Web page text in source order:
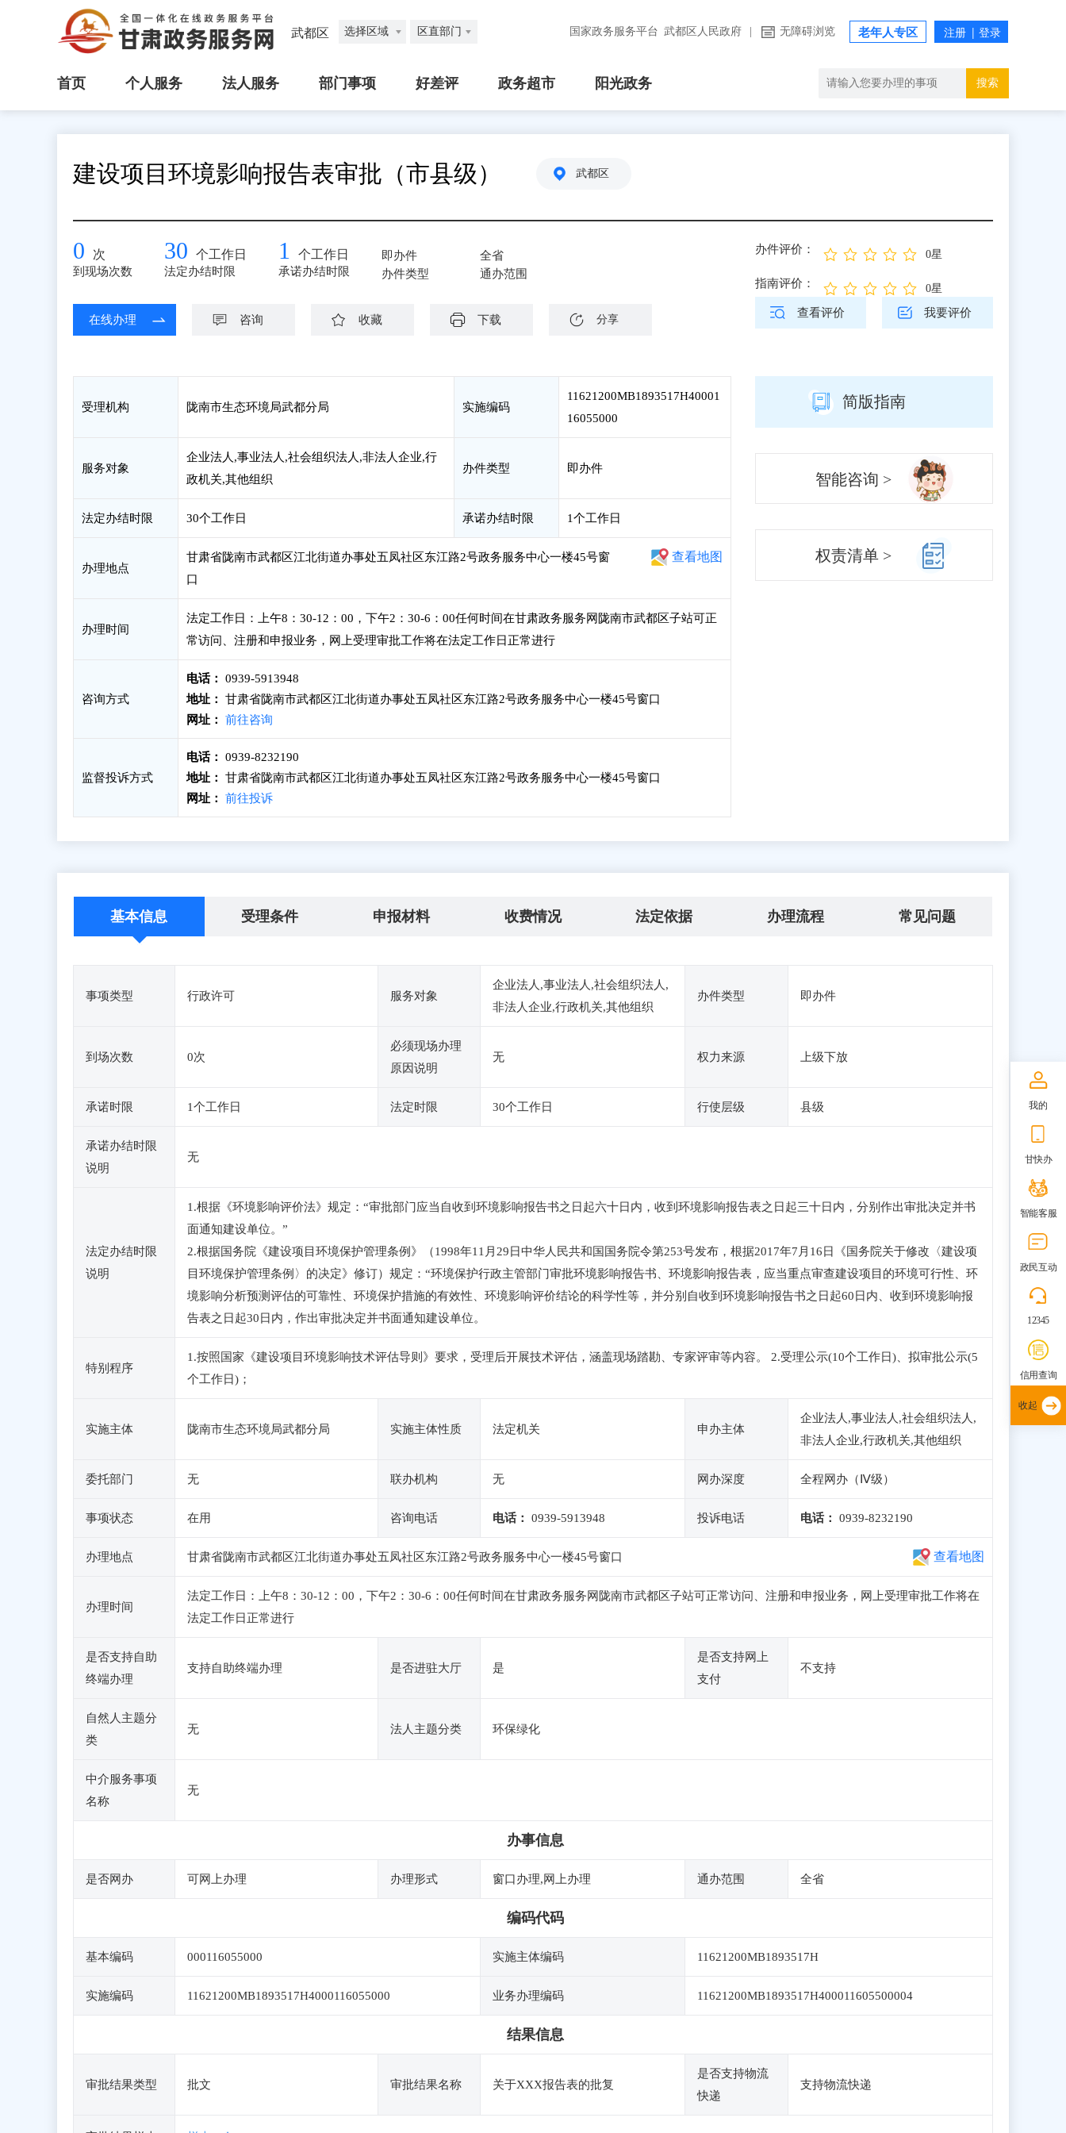
武都区 选择区域 区直部门 国家政务服务平台 武都区人民政府 无障碍浏览 老年人专区
首页 个人服务 法人服务 部门事项 好差评 政务超市 阳光政务 搜索
建设项目环境影响报告表审批（市县级） 武都区
0 次
到现场次数
30 个工作日
法定办结时限
1 个工作日
承诺办结时限
即办件
办件类型
全省
通办范围
在线办理 咨询 收藏 下载 分享
办件评价： 0星
指南评价： 0星
查看评价 我要评价
受理机构 陇南市生态环境局武都分局 实施编码
11621200MB1893517H40001
16055000
服务对象
企业法人,事业法人,社会组织法人,非法人企业,行
政机关,其他组织
办件类型 即办件
法定办结时限 30个工作日 承诺办结时限 1个工作日
办理地点
甘肃省陇南市武都区江北街道办事处五凤社区东江路2号政务服务中心一楼45号窗
口
查看地图
办理时间
法定工作日：上午8：30-12：00，下午2：30-6：00任何时间在甘肃政务服务网陇南市武都区子站可正
常访问、注册和申报业务，网上受理审批工作将在法定工作日正常进行
咨询方式
电话：
0939-5913948
地址：
甘肃省陇南市武都区江北街道办事处五凤社区东江路2号政务服务中心一楼45号窗口
网址：
前往咨询
监督投诉方式
电话：
0939-8232190
地址：
甘肃省陇南市武都区江北街道办事处五凤社区东江路2号政务服务中心一楼45号窗口
网址：
前往投诉
简版指南
智能咨询 >
权责清单 >
基本信息 受理条件 申报材料 收费情况 法定依据 办理流程 常见问题
事项类型 行政许可 服务对象
企业法人,事业法人,社会组织法人,
非法人企业,行政机关,其他组织
办件类型 即办件
到场次数 0次
必须现场办理
原因说明
无 权力来源 上级下放
承诺时限 1个工作日 法定时限 30个工作日 行使层级 县级
承诺办结时限
说明
无
法定办结时限
说明
1.根据《环境影响评价法》规定：“审批部门应当自收到环境影响报告书之日起六十日内，收到环境影响报告表之日起三十日内，分别作出审批决定并书
面通知建设单位。”
2.根据国务院《建设项目环境保护管理条例》（1998年11月29日中华人民共和国国务院令第253号发布，根据2017年7月16日《国务院关于修改〈建设项
目环境保护管理条例〉的决定》修订）规定：“环境保护行政主管部门审批环境影响报告书、环境影响报告表，应当重点审查建设项目的环境可行性、环
境影响分析预测评估的可靠性、环境保护措施的有效性、环境影响评价结论的科学性等，并分别自收到环境影响报告书之日起60日内、收到环境影响报
告表之日起30日内，作出审批决定并书面通知建设单位。
特别程序
1.按照国家《建设项目环境影响技术评估导则》要求，受理后开展技术评估，涵盖现场踏勘、专家评审等内容。 2.受理公示(10个工作日)、拟审批公示(5
个工作日)；
实施主体 陇南市生态环境局武都分局 实施主体性质 法定机关 申办主体
企业法人,事业法人,社会组织法人,
非法人企业,行政机关,其他组织
委托部门 无 联办机构 无 网办深度 全程网办（Ⅳ级）
事项状态 在用 咨询电话 电话： 0939-5913948 投诉电话 电话： 0939-8232190
办理地点 甘肃省陇南市武都区江北街道办事处五凤社区东江路2号政务服务中心一楼45号窗口 查看地图
办理时间
法定工作日：上午8：30-12：00，下午2：30-6：00任何时间在甘肃政务服务网陇南市武都区子站可正常访问、注册和申报业务，网上受理审批工作将在
法定工作日正常进行
是否支持自助
终端办理
支持自助终端办理 是否进驻大厅 是
是否支持网上
支付
不支持
自然人主题分
类
无 法人主题分类 环保绿化
中介服务事项
名称
无
办事信息
是否网办 可网上办理 办理形式 窗口办理,网上办理 通办范围 全省
编码代码
基本编码 000116055000 实施主体编码 11621200MB1893517H
实施编码 11621200MB1893517H4000116055000 业务办理编码 11621200MB1893517H400011605500004
结果信息
审批结果类型 批文 审批结果名称 关于XXX报告表的批复
是否支持物流
快递
支持物流快递
我的
甘快办
智能客服
政民互动
12345
信用查询
收起